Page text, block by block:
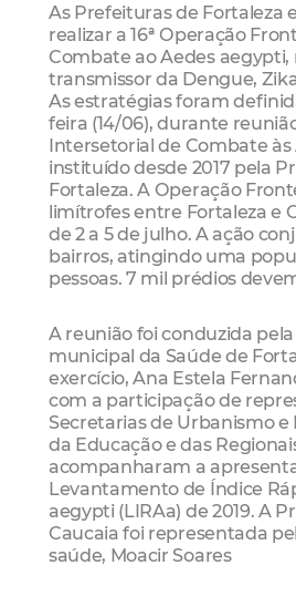
As Prefeituras de Fortaleza
realizar a 16ª Operação
Combate ao Aedes
transmissor da Dengue,
As estratégias foram
feira (14/06), durante
Intersetorial de Combate às
instituído desde 2017 pela
Fortaleza. A Operação
limítrofes entre Fortaleza e
de 2 a 5 de julho. A ação
bairros, atingindo uma
pessoas. 7 mil prédios
A reunião foi conduzida
municipal da Saúde de
exercício, Ana Estela
com a participação de
Secretarias de Urbanismo
da Educação e das
acompanharam a
Levantamento de Índice
aegypti (LIRAa) de 2019. A
Caucaia foi representada
saúde, Moacir Soares